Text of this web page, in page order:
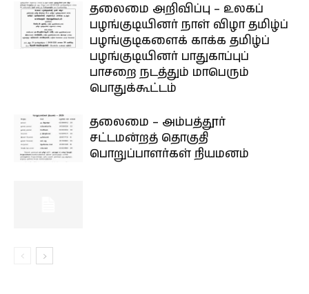
தலைமை அறிவிப்பு – உலகப்
பழங்குடியினர் நாள் விழா தமிழ்ப்
பழங்குடிகளைக் காக்க தமிழ்ப்
பழங்குடியினர் பாதுகாப்புப்
பாசறை நடத்தும் மாபெரும்
பொதுக்கூட்டம்
தலைமை – அம்பத்தூர்
சட்டமன்றத் தொகுதி
பொறுப்பாளர்கள் நியமனம்